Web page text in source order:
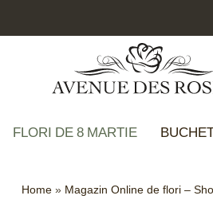
FLORI DE 8 MARTIE
Home » Magazin Online de flori –